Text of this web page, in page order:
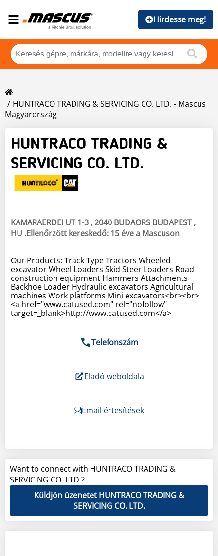
Hirdesse meg!
HUNTRACO TRADING & SERVICING CO. LTD. - Mascus
Magyarország
HUNTRACO TRADING &
SERVICING CO. LTD.
KAMARAERDEI UT 1-3 , 2040 BUDAORS BUDAPEST ,
HU .Ellenőrzött kereskedő: 15 éve a Mascuson
Telefonszám
Eladó weboldala
Email értesítések
Our Products: Track Type Tractors Wheeled
excavator Wheel Loaders Skid Steer Loaders Road
construction equipment Hammers Attachments
Backhoe Loader Hydraulic excavators Agricultural
machines Work platforms Mini excavators<br><br>
<a href="www.catused.com" rel="nofollow"
target=_blank>http://www.catused.com</a>
Want to connect with HUNTRACO TRADING &
SERVICING CO. LTD.?
Küldjön üzenetet HUNTRACO TRADING &
SERVICING CO. LTD.